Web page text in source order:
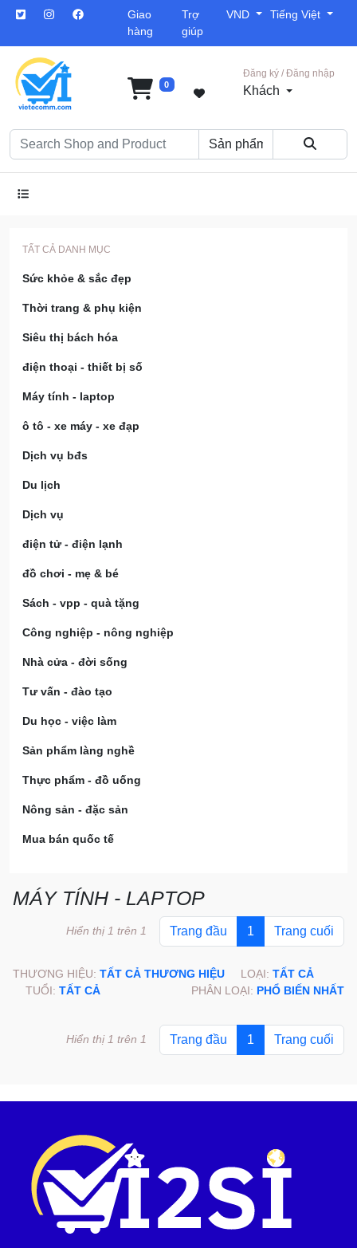
Giao
hàng
Trợ
giúp
VND Tiếng Việt
0
Đăng ký / Đăng nhập
Khách
TẤT CẢ DANH MỤC
Sức khỏe & sắc đẹp
Thời trang & phụ kiện
Siêu thị bách hóa
điện thoại - thiết bị số
Máy tính - laptop
ô tô - xe máy - xe đạp
Dịch vụ bđs
Du lịch
Dịch vụ
điện tử - điện lạnh
đồ chơi - mẹ & bé
Sách - vpp - quà tặng
Công nghiệp - nông nghiệp
Nhà cửa - đời sống
Tư vấn - đào tạo
Du học - việc làm
Sản phẩm làng nghề
Thực phẩm - đồ uống
Nông sản - đặc sản
Mua bán quốc tế
MÁY TÍNH - LAPTOP
Trang đầu 1 Trang cuối
Hiển thị 1 trên 1
THƯƠNG HIỆU: TẤT CẢ THƯƠNG HIỆU LOẠI: TẤT CẢ
TUỔI: TẤT CẢ PHÂN LOẠI: PHỔ BIẾN NHẤT
Trang đầu 1 Trang cuối
Hiển thị 1 trên 1